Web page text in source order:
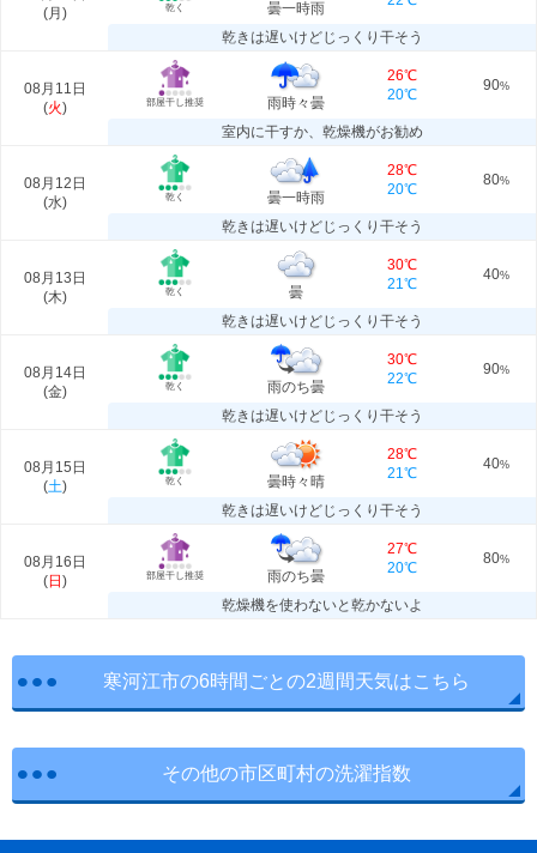
(月 ) 乾く 曇一時雨
乾きは遅いけどじっくり干そう
08月11日
(火) 部屋干し推奨 雨時々曇
26℃
20℃
90%
室内に干すか、乾燥機がお勧め
08月12日
(水) 乾く 曇一時雨
28℃
20℃
80%
乾きは遅いけどじっくり干そう
08月13日
(木) 乾く 曇
30℃
21℃
40%
乾きは遅いけどじっくり干そう
08月14日
(金) 乾く 雨のち曇
30℃
22℃
90%
乾きは遅いけどじっくり干そう
08月15日
(土) 乾く 曇時々晴
28℃
21℃
40%
乾きは遅いけどじっくり干そう
08月16日
(日 ) 部屋干し推奨 雨のち曇
27℃
20℃
80%
乾燥機を使わないと乾かないよ
寒河江市の6時間ごとの2週間天気はこちら
その他の市区町村の洗濯指数